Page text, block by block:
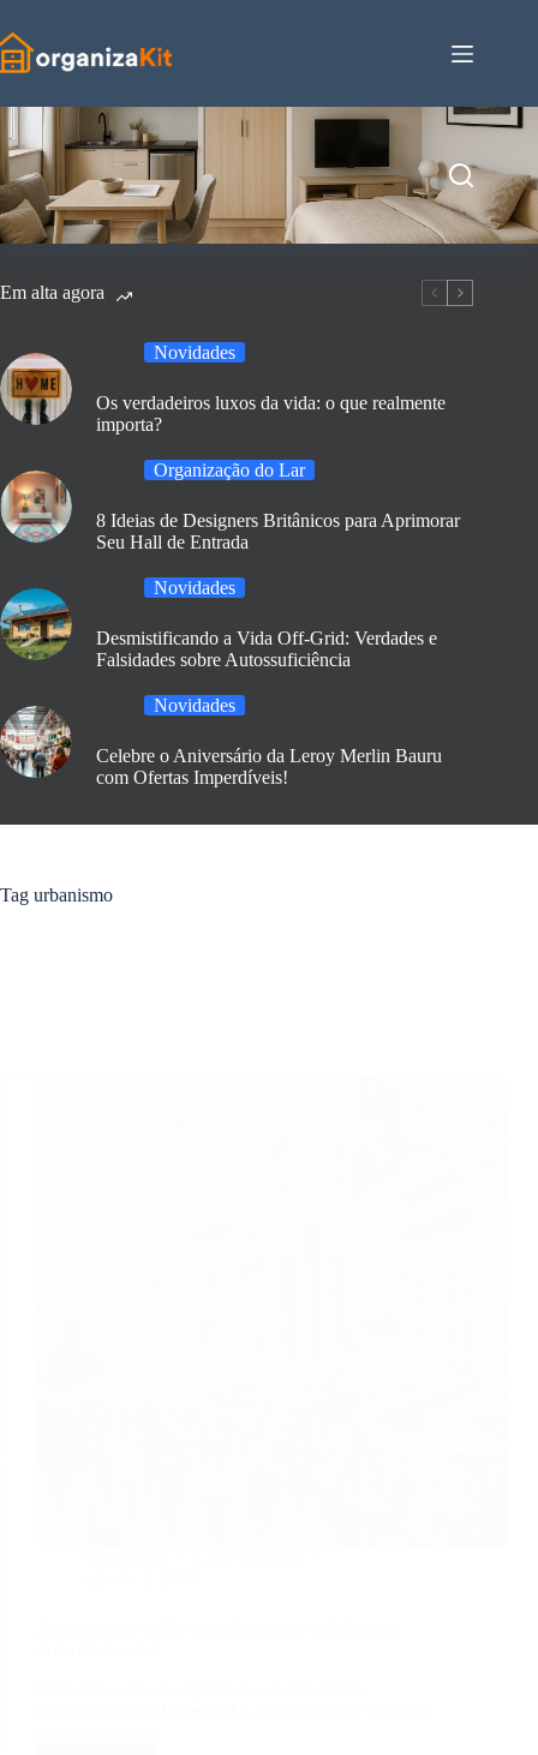
para
o
conteúdo
Em alta agora
Novidades
Os verdadeiros luxos da vida: o que realmente
importa?
Organização do Lar
8 Ideias de Designers Britânicos para Aprimorar
Seu Hall de Entrada
Novidades
Desmistificando a Vida Off-Grid: Verdades e
Falsidades sobre Autossuficiência
Novidades
Celebre o Aniversário da Leroy Merlin Bauru
com Ofertas Imperdíveis!
Tag urbanismo